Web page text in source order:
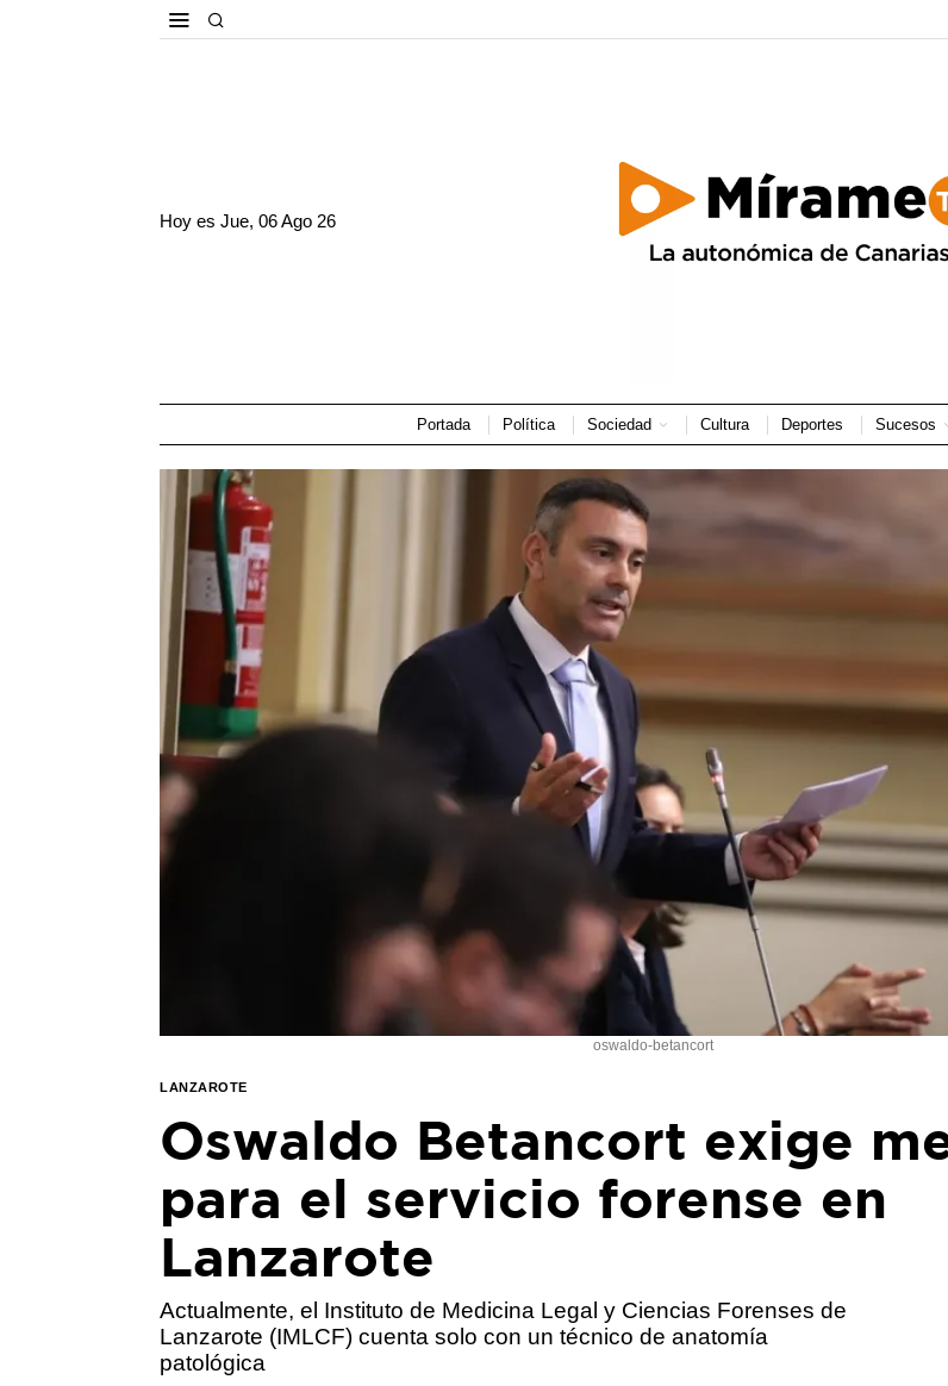
Hoy esJue, 06 Ago 26
Portada Política Sociedad Cultura Deportes Sucesos
oswaldo-betancort
LANZAROTE
Oswaldo Betancort exige
para el servicio forense en
Lanzarote
Actualmente, el Instituto de Medicina Legal y Ciencias Forenses de
Lanzarote (IMLCF) cuenta solo con un técnico de anatomía
patológica